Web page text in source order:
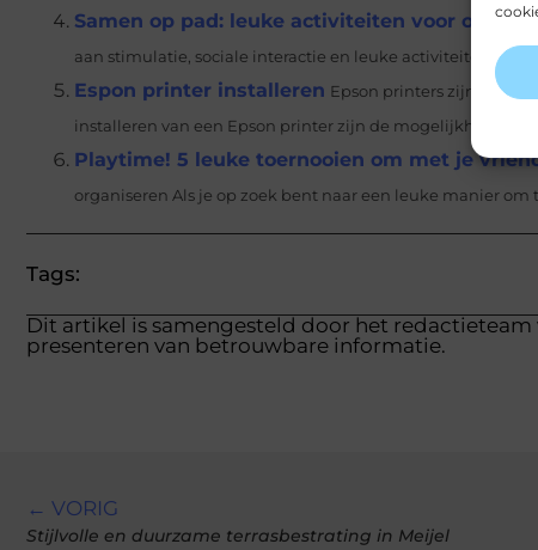
Samen op pad: leuke activiteiten voor
aan stimulatie, sociale interactie en leuke activiteiten om
Espon printer installeren Epson printers zijn
installeren van een Epson printer zijn de mogelijkheid om
Playtime! 5 leuke toernooien om met je
organiseren Als je op zoek bent naar een leuke manier om
Tags:
Dit artikel is samengesteld door het
presenteren van betrouwbare informatie.
← VORIG
Stijlvolle en duurzame terrasbestrating in Meijel